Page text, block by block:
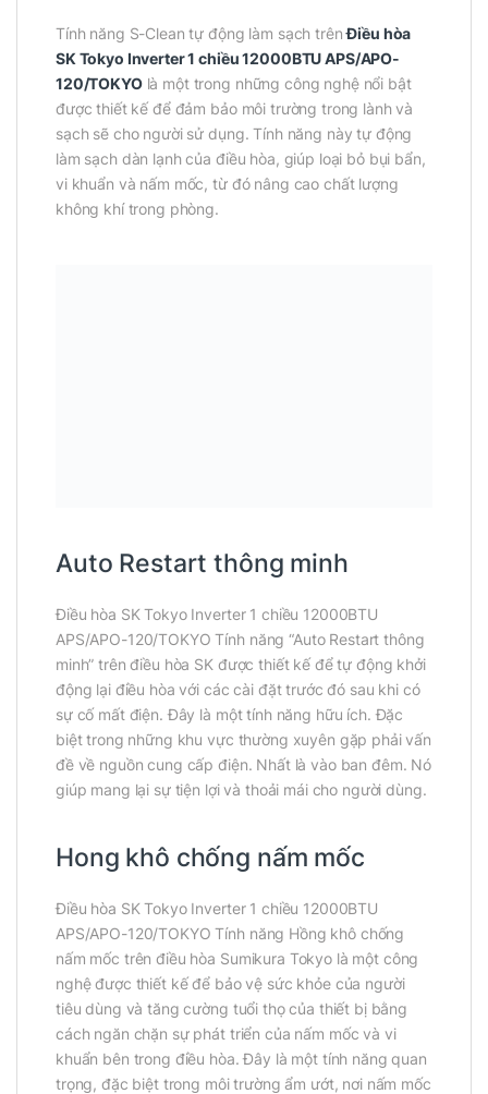
Tính năng S-Clean tự động làm sạch trênĐiều hòa
SK Tokyo Inverter 1 chiều 12000BTU APS/APO-
120/TOKYOlà một trong những công nghệ nổi bật
được thiết kế để đảm bảo môi trường trong lành và
sạch sẽ cho người sử dụng. Tính năng này tự động
làm sạch dàn lạnh của điều hòa, giúp loại bỏ bụi bẩn,
vi khuẩn và nấm mốc, từ đó nâng cao chất lượng
không khí trong phòng.
Auto Restart thông minh
Điều hòa SK Tokyo Inverter 1 chiều 12000BTU
APS/APO-120/TOKYO Tính năng “Auto Restart thông
minh” trên điều hòa SK được thiết kế để tự động khởi
động lại điều hòa với các cài đặt trước đó sau khi có
sự cố mất điện. Đây là một tính năng hữu ích. Đặc
biệt trong những khu vực thường xuyên gặp phải vấn
đề về nguồn cung cấp điện. Nhất là vào ban đêm. Nó
giúp mang lại sự tiện lợi và thoải mái cho người dùng.
Hong khô chống nấm mốc
Điều hòa SK Tokyo Inverter 1 chiều 12000BTU
APS/APO-120/TOKYO Tính năng Hồng khô chống
nấm mốc trên điều hòa Sumikura Tokyo là một công
nghệ được thiết kế để bảo vệ sức khỏe của người
tiêu dùng và tăng cường tuổi thọ của thiết bị bằng
cách ngăn chặn sự phát triển của nấm mốc và vi
khuẩn bên trong điều hòa. Đây là một tính năng quan
trọng, đặc biệt trong môi trường ẩm ướt, nơi nấm mốc